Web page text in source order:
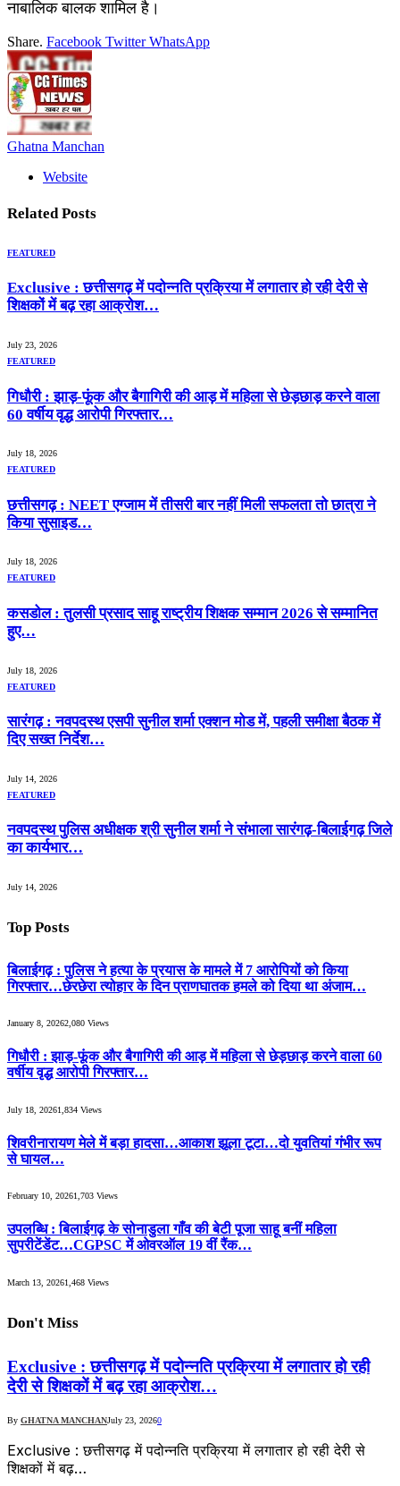
नाबालिक बालक शामिल है।
Share. Facebook Twitter WhatsApp
Ghatna Manchan
Website
RelatedPosts
FEATURED
Exclusive : छत्तीसगढ़ में पदोन्नति प्रक्रिया में लगातार हो रही देरी से
शिक्षकों में बढ़ रहा आक्रोश…
July 23, 2026
FEATURED
गिधौरी : झाड़-फूंक और बैगागिरी की आड़ में महिला से छेड़छाड़ करने वाला
60 वर्षीय वृद्ध आरोपी गिरफ्तार…
July 18, 2026
FEATURED
छत्तीसगढ़ : NEET एग्जाम में तीसरी बार नहीं मिली सफलता तो छात्रा ने
किया सुसाइड…
July 18, 2026
FEATURED
कसडोल : तुलसी प्रसाद साहू राष्ट्रीय शिक्षक सम्मान 2026 से सम्मानित
हुए…
July 18, 2026
FEATURED
सारंगढ़ : नवपदस्थ एसपी सुनील शर्मा एक्शन मोड में, पहली समीक्षा बैठक में
दिए सख्त निर्देश…
July 14, 2026
FEATURED
नवपदस्थ पुलिस अधीक्षक श्री सुनील शर्मा ने संभाला सारंगढ़-बिलाईगढ़ जिले
का कार्यभार…
July 14, 2026
Top Posts
बिलाईगढ़ : पुलिस ने हत्या के प्रयास के मामले में 7 आरोपियों को किया
गिरफ्तार…छेरछेरा त्योहार के दिन प्राणघातक हमले को दिया था अंजाम…
January 8, 20262,080 Views
गिधौरी : झाड़-फूंक और बैगागिरी की आड़ में महिला से छेड़छाड़ करने वाला 60
वर्षीय वृद्ध आरोपी गिरफ्तार…
July 18, 20261,834 Views
शिवरीनारायण मेले में बड़ा हादसा…आकाश झूला टूटा…दो युवतियां गंभीर रूप
से घायल…
February 10, 20261,703 Views
उपलब्धि : बिलाईगढ़ के सोनाडुला गाँव की बेटी पूजा साहू बनीं महिला
सुपरीटेंडेंट…CGPSC में ओवरऑल 19 वीं रैंक…
March 13, 20261,468 Views
Don't Miss
Exclusive : छत्तीसगढ़ में पदोन्नति प्रक्रिया में लगातार हो रही
देरी से शिक्षकों में बढ़ रहा आक्रोश…
By GHATNA MANCHANJuly 23, 20260
Exclusive : छत्तीसगढ़ में पदोन्नति प्रक्रिया में लगातार हो रही देरी से
शिक्षकों में बढ़…